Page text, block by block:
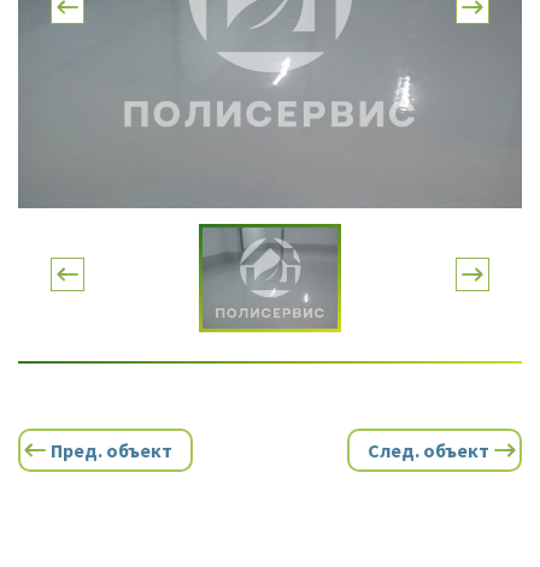
Пред. объект След. объект